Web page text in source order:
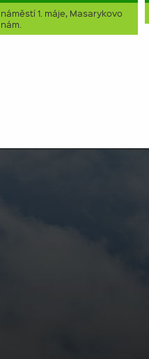
náměstí 1. máje, Masarykovo
nám.